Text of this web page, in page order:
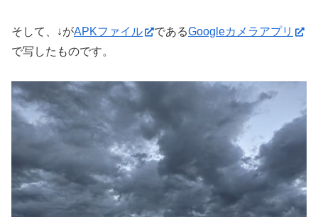
そして、↓がAPKファイル であるGoogleカメラアプリ
で写したものです。